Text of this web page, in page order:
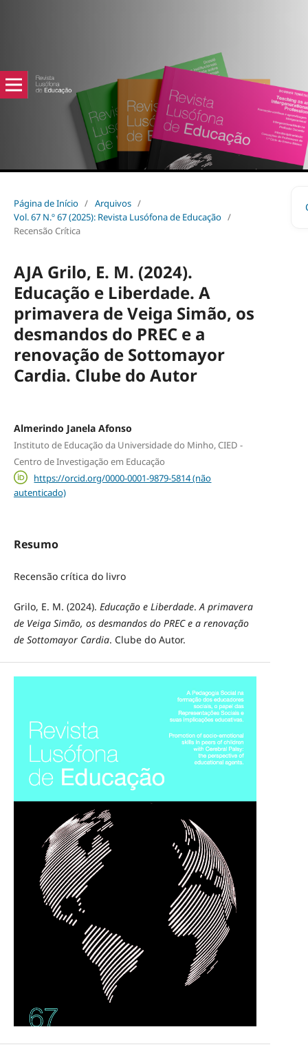
Página de Início / Arquivos /
Vol. 67 N.º 67 (2025): Revista Lusófona de Educação /
Recensão Crítica
AJA Grilo, E. M. (2024).
Educação e Liberdade. A
primavera de Veiga Simão, os
desmandos do PREC e a
renovação de Sottomayor
Cardia. Clube do Autor
Almerindo Janela Afonso
Instituto de Educação da Universidade do Minho, CIED -
Centro de Investigação em Educação
https://orcid.org/0000-0001-9879-5814 (não
autenticado)
Resumo
Recensão crítica do livro
Grilo, E. M. (2024). Educação e Liberdade.A primavera
de Veiga Simão, os desmandos do PREC e a renovação
de Sottomayor Cardia. Clube do Autor.